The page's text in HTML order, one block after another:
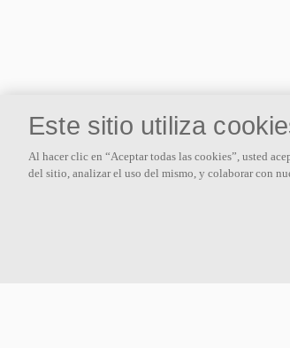
Sobre nosotros
Este sitio utiliza
Al hacer clic en “Aceptar todas las cookies”, usted
del sitio, analizar el uso del mismo, y colaborar con